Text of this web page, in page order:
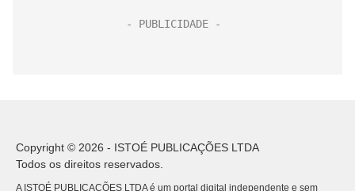
Copyright © 2026 - ISTOÉ PUBLICAÇÕES LTDA
Todos os direitos reservados.
A ISTOÉ PUBLICAÇÕES LTDA é um portal digital independente e sem